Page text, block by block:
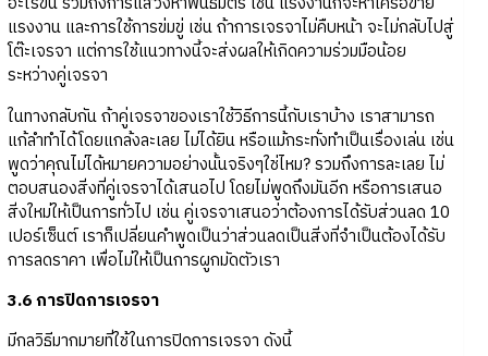
แรงงาน และการใช้การข่มขู่ เช่น ถ้าการเจรจาไม่คืบหน้า จะไม่กลับไปสู่
โต๊ะเจรจา แต่การใช้แนวทางนี้จะส่งผลให้เกิดความร่วมมือน้อย
ระหว่างคู่เจรจา
ในทางกลับกัน ถ้าคู่เจรจาของเราใช้วิธีการนี้กับเราบ้าง เราสามารถ
แก้ลำทำได้โดยแกล้งละเลย ไม่ได้ยิน หรือแม้กระทั่งทำเป็นเรื่องเล่น เช่น
พูดว่าคุณไม่ได้หมายความอย่างนั้นจริงๆใช่ไหม? รวมถึงการละเลย ไม่
ตอบสนองสิ่งที่คู่เจรจาได้เสนอไป โดยไม่พูดถึงมันอีก หรือการเสนอ
สิ่งใหม่ให้เป็นการทั่วไป เช่น คู่เจรจาเสนอว่าต้องการได้รับส่วนลด 10
เปอร์เซ็นต์ เราก็เปลี่ยนคำพูดเป็นว่าส่วนลดเป็นสิ่งที่จำเป็นต้องได้รับ
การลดราคา เพื่อไม่ให้เป็นการผูกมัดตัวเรา
3.6 การปิดการเจรจา
มีกลวิธีมากมายที่ใช้ในการปิดการเจรจา ดังนี้